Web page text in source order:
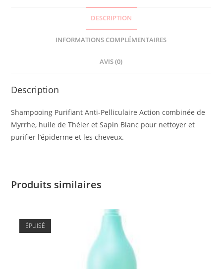
DESCRIPTION
INFORMATIONS COMPLÉMENTAIRES
AVIS (0)
Description
Shampooing Purifiant Anti-Pelliculaire Action combinée de
Myrrhe, huile de Théier et Sapin Blanc pour nettoyer et
purifier l’épiderme et les cheveux.
Produits similaires
ÉPUISÉ